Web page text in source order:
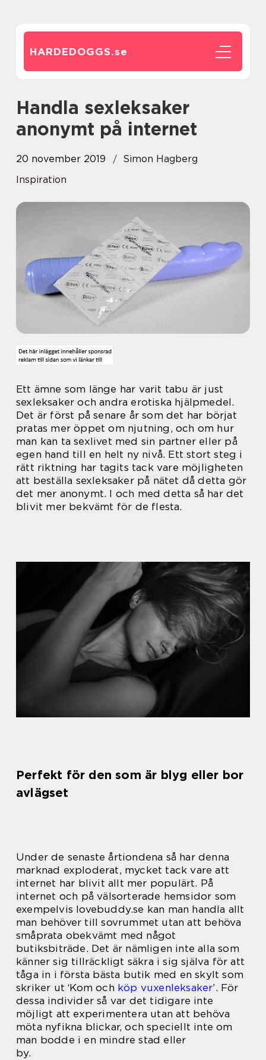
HARDEDOGGS.se
Handla sexleksaker
anonymt på internet
20 november 2019
Simon Hagberg
Inspiration
Ett ämne som länge har varit tabu är just
sexleksaker och andra erotiska hjälpmedel.
Det är först på senare år som det har börjat
pratas mer öppet om njutning, och om hur
man kan ta sexlivet med sin partner eller på
egen hand till en helt ny nivå. Ett stort steg i
rätt riktning har tagits tack vare möjligheten
att beställa sexleksaker på nätet då detta gör
det mer anonymt. I och med detta så har det
blivit mer bekvämt för de flesta.
Perfekt för den som är blyg eller bor
avlägset
Under de senaste årtiondena så har denna
marknad exploderat, mycket tack vare att
internet har blivit allt mer populärt. På
internet och på välsorterade hemsidor som
exempelvis lovebuddy.se kan man handla allt
man behöver till sovrummet utan att behöva
småprata obekvämt med något
butiksbiträde. Det är nämligen inte alla som
känner sig tillräckligt säkra i sig själva för att
tåga in i första bästa butik med en skylt som
skriker ut ‘Kom och köp vuxenleksaker’. För
dessa individer så var det tidigare inte
möjligt att experimentera utan att behöva
möta nyfikna blickar, och speciellt inte om
man bodde i en mindre stad eller
by.